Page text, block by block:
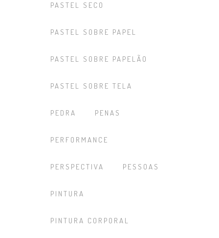
PASTEL SECO
PASTEL SOBRE PAPEL
PASTEL SOBRE PAPELÃO
PASTEL SOBRE TELA
PEDRA PENAS
PERFORMANCE
PERSPECTIVA PESSOAS
PINTURA
PINTURA CORPORAL